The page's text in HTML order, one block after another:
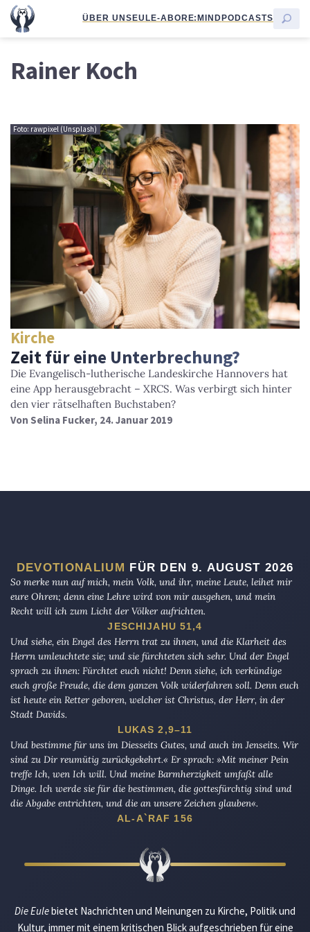
ÜBER UNSEULE-ABORE:MINDPODCASTS
Rainer Koch
Foto: rawpixel (Unsplash)
Kirche
Zeit für eine Unterbrechung?
Die Evangelisch-lutherische Landeskirche Hannovers hat
eine App herausgebracht – XRCS. Was verbirgt sich hinter
den vier rätselhaften Buchstaben?
Von Selina Fucker, 24. Januar 2019
DEVOTIONALIUM FÜR DEN 9. AUGUST 2026
So merke nun auf mich, mein Volk, und ihr, meine Leute, leihet mir
eure Ohren; denn eine Lehre wird von mir ausgehen, und mein
Recht will ich zum Licht der Völker aufrichten.
JESCHIJAHU 51,4
Und siehe, ein Engel des Herrn trat zu ihnen, und die Klarheit des
Herrn umleuchtete sie; und sie fürchteten sich sehr. Und der Engel
sprach zu ihnen: Fürchtet euch nicht! Denn siehe, ich verkündige
euch große Freude, die dem ganzen Volk widerfahren soll. Denn euch
ist heute ein Retter geboren, welcher ist Christus, der Herr, in der
Stadt Davids.
LUKAS 2,9–11
Und bestimme für uns im Diesseits Gutes, und auch im Jenseits. Wir
sind zu Dir reumütig zurückgekehrt.« Er sprach: »Mit meiner Pein
treffe Ich, wen Ich will. Und meine Barmherzigkeit umfaßt alle
Dinge. Ich werde sie für die bestimmen, die gottesfürchtig sind und
die Abgabe entrichten, und die an unsere Zeichen glauben«.
AL-A`RAF 156
Die Eulebietet Nachrichten und Meinungen zu Kirche, Politik und
Kultur, immer mit einem kritischen Blick aufgeschrieben für eine